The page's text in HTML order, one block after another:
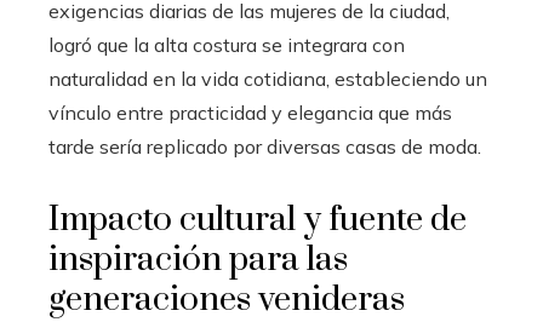
exigencias diarias de las mujeres de la ciudad,
logró que la alta costura se integrara con
naturalidad en la vida cotidiana, estableciendo un
vínculo entre practicidad y elegancia que más
tarde sería replicado por diversas casas de moda.
Impacto cultural y fuente de
inspiración para las
generaciones venideras